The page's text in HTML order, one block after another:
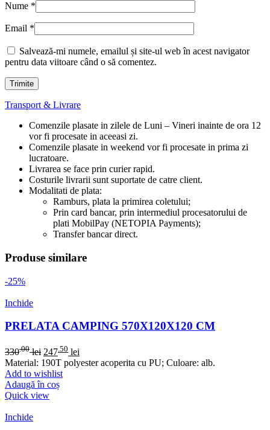
Nume *
Email *
Salvează-mi numele, emailul și site-ul web în acest navigator
pentru data viitoare când o să comentez.
Transport & Livrare
Comenzile plasate in zilele de Luni – Vineri inainte de ora 12
vor fi procesate in aceeasi zi.
Comenzile plasate in weekend vor fi procesate in prima zi
lucratoare.
Livrarea se face prin curier rapid.
Costurile livrarii sunt suportate de catre client.
Modalitati de plata:
Ramburs, plata la primirea coletului;
Prin card bancar, prin intermediul procesatorului de
plati MobilPay (NETOPIA Payments);
Transfer bancar direct.
Produse similare
-25%
Inchide
PRELATA CAMPING 570X120X120 CM
330.00 lei 247.50 lei
Material: 190T polyester acoperita cu PU; Culoare: alb.
Add to wishlist
Adaugă în coș
Quick view
Inchide